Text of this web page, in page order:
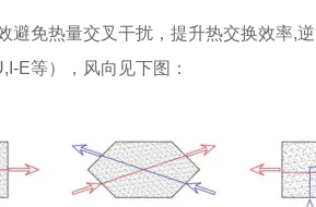
避免热量交叉干扰，提升热交换效率,
E等），风向见下图：